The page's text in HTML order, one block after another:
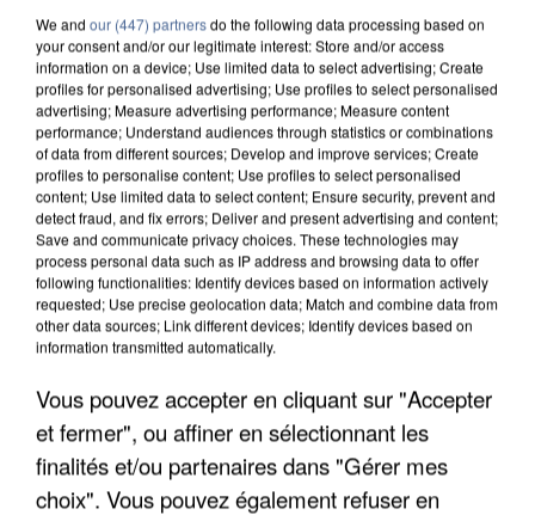
DE FAUNE SAUVAGE SONT...
We and our (447) partnersdo the following data processing based on
your consent and/or our legitimate interest: Store and/or access
information on a device; Use limited data to select advertising; Create
profiles for personalised advertising; Use profiles to select personalised
advertising; Measure advertising performance; Measure content
performance; Understand audiences through statistics or combinations
of data from different sources; Develop and improve services; Create
profiles to personalise content; Use profiles to select personalised
content; Use limited data to select content; Ensure security, prevent and
detect fraud, and fix errors; Deliver and present advertising and content;
Save and communicate privacy choices. These technologies may
process personal data such as IP address and browsing data to offer
following functionalities: Identify devices based on information actively
requested; Use precise geolocation data; Match and combine data from
other data sources; Link different devices; Identify devices based on
information transmitted automatically.
Vous pouvez accepter en cliquant sur "Accepter
et fermer", ou affiner en sélectionnant les
finalités et/ou partenaires dans "Gérer mes
choix". Vous pouvez également refuser en